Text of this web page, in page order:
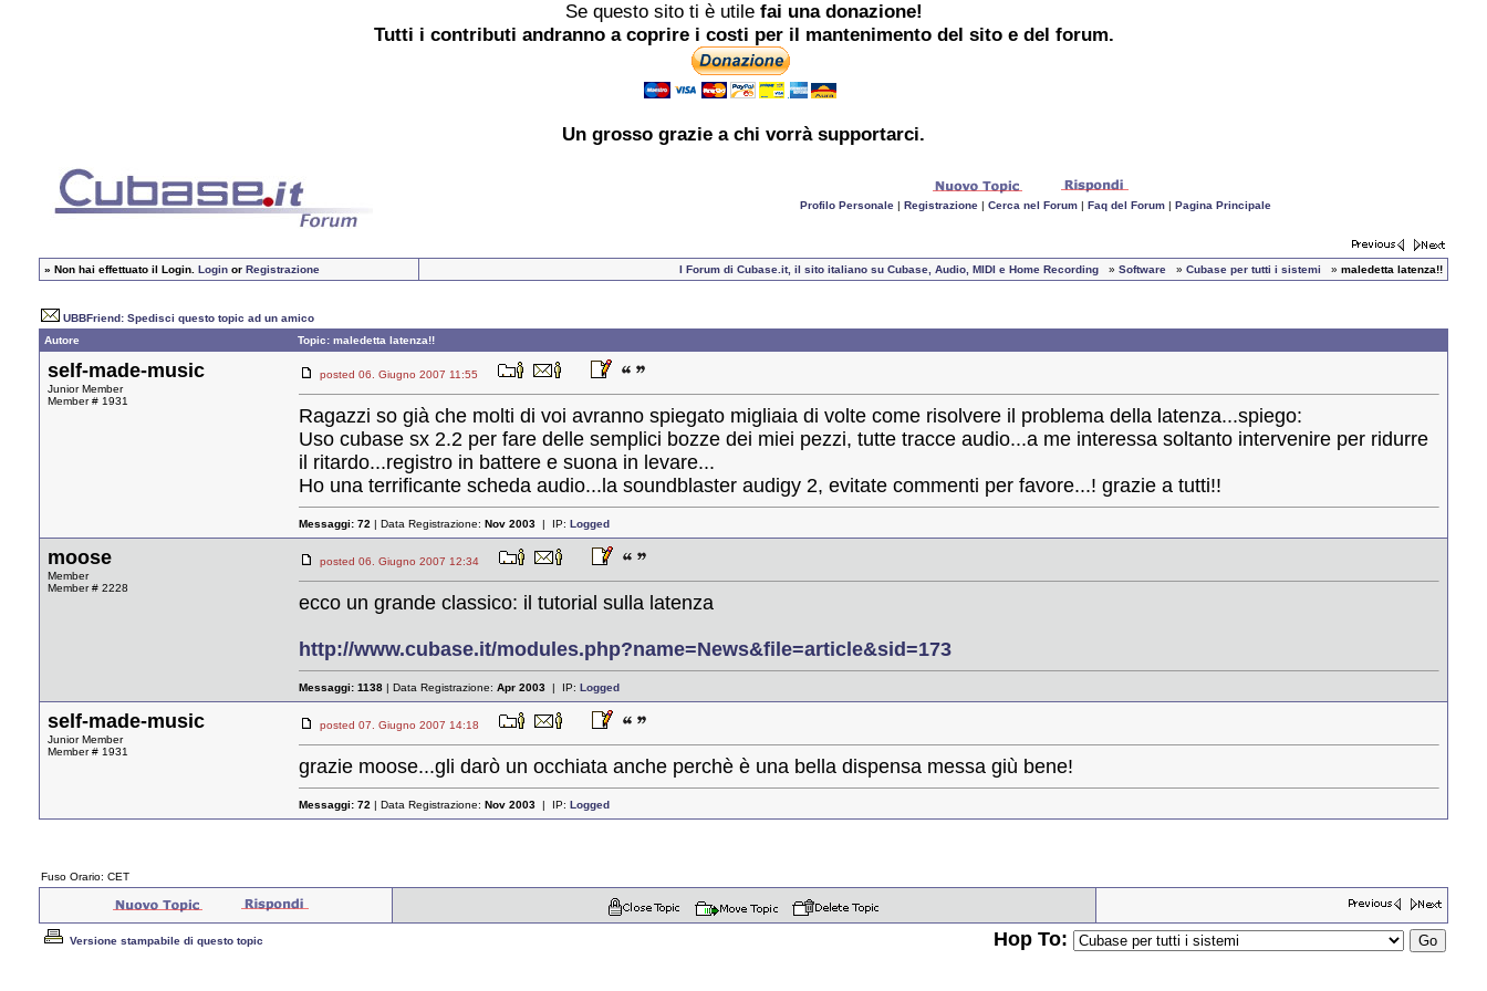
Se questo sito ti è utile fai una donazione!
Tutti i contributi andranno a coprire i costi per il mantenimento del sito e del forum.
Un grosso grazie a chi vorrà supportarci.
Profilo Personale| Registrazione| Cerca nel Forum| Faq del Forum| Pagina Principale
» Non hai effettuato il Login. Login or Registrazione I Forum di Cubase.it, il sito italiano su Cubase, Audio, MIDI e Home Recording » Software » Cubase per tutti i sistemi » maledetta latenza!!
UBBFriend: Spedisci questo topic ad un amico
Autore
Topic: maledetta latenza!!
self-made-music
Junior Member
Member # 1931
posted 06. Giugno 2007 11:55
Ragazzi so già che molti di voi avranno spiegato migliaia di volte come risolvere il problema della latenza...spiego:
Uso cubase sx 2.2 per fare delle semplici bozze dei miei pezzi, tutte tracce audio...a me interessa soltanto intervenire per ridurre
il ritardo...registro in battere e suona in levare...
Ho una terrificante scheda audio...la soundblaster audigy 2, evitate commenti per favore...! grazie a tutti!!
Messaggi: 72 | Data Registrazione: Nov 2003 | IP: Logged
moose
Member
Member # 2228
posted 06. Giugno 2007 12:34
ecco un grande classico: il tutorial sulla latenza
http://www.cubase.it/modules.php?name=News&file=article&sid=173
Messaggi: 1138 | Data Registrazione: Apr 2003 | IP: Logged
self-made-music
Junior Member
Member # 1931
posted 07. Giugno 2007 14:18
grazie moose...gli darò un occhiata anche perchè è una bella dispensa messa giù bene!
Messaggi: 72 | Data Registrazione: Nov 2003 | IP: Logged
Fuso Orario: CET
Versione stampabile di questo topic Hop To: